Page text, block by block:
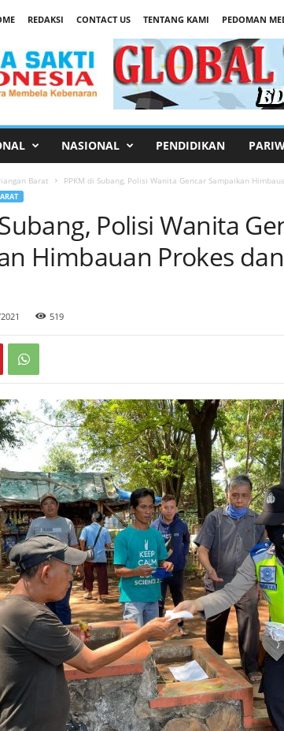
REDAKSI CONTACT US TENTANG KAMI PEDOMAN
NASIONAL PENDIDIKAN
Barat PPKM di Subang, Polisi Wanita Gencar Sampaikan
Polisi Wanita
Himbauan Prokes
519